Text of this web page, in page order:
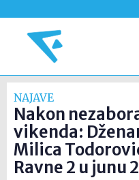
NAJAVE
Nakon
vikenda:
Milica
Ravne 2 u junu